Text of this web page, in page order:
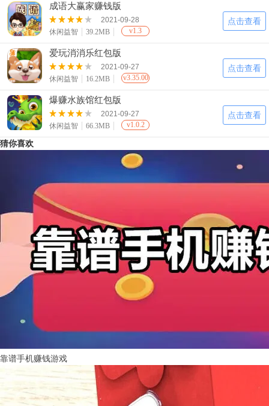
成语大赢家赚钱版
2021-09-28
休闲益智
39.2MB v1.3
点击查看
爱玩消消乐红包版
2021-09-27
休闲益智
16.2MB v3.35.00
点击查看
爆赚水族馆红包版
2021-09-27
休闲益智
66.3MB v1.0.2
点击查看
猜你喜欢
靠谱手机赚钱游戏